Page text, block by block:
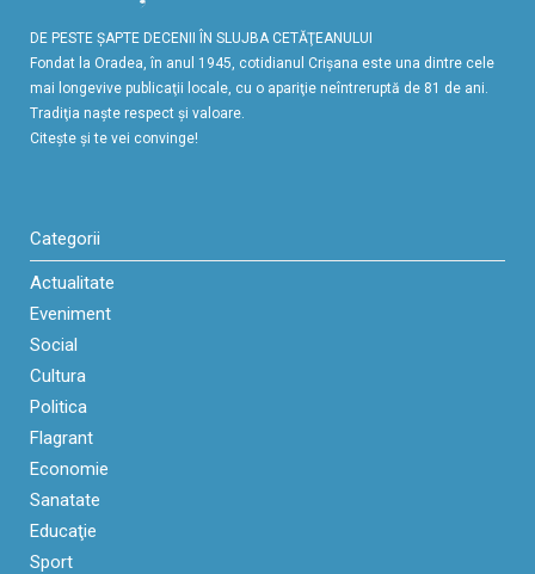
DE PESTE ŞAPTE DECENII ÎN SLUJBA CETĂŢEANULUI
Fondat la Oradea, în anul 1945, cotidianul Crişana este una dintre cele
mai longevive publicaţii locale, cu o apariţie neîntreruptă de 81 de ani.
Tradiţia naşte respect şi valoare.
Citeşte şi te vei convinge!
Categorii
Actualitate
Eveniment
Social
Cultura
Politica
Flagrant
Economie
Sanatate
Educaţie
Sport